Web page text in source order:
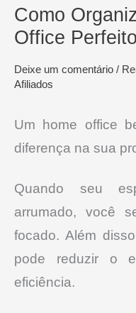
Como
Office Perfeito
Deixe um comentário /
Afiliados
Um home office
diferença na sua
Quando seu
arrumado, você
focado. Além
pode reduzir o
eficiência.